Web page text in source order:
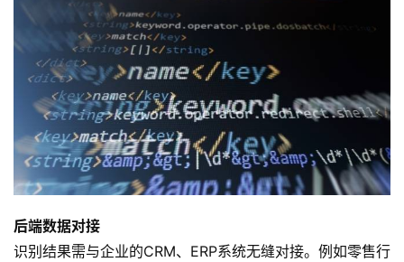
后端数据对接
识别结果需与企业的CRM、ERP系统无缝对接。例如零售行